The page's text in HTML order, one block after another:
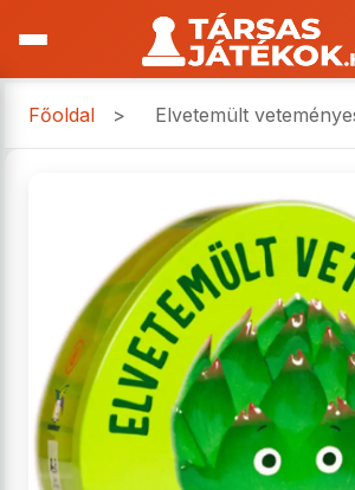
Főoldal > Elvetemült